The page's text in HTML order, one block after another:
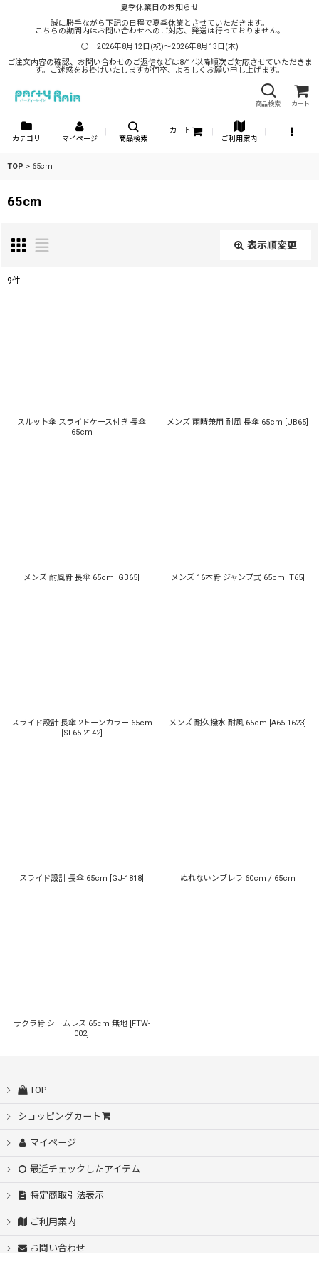
夏季休業日のお知らせ
誠に勝手ながら下記の日程で夏季休業とさせていただきます。
こちらの期間内はお問い合わせへのご対応、発送は行っておりません。
〇 2026年8月12日(祝)～2026年8月13日(木)
ご注文内容の確認、お問い合わせのご返信などは8/14以降順次ご対応させていただきま
す。ご迷惑をお掛けいたしますが何卒、よろしくお願い申し上げます。
商品検索 カート
カテゴリ マイページ 商品検索
カート
ご利用案内
TOP > 65cm
65cm
表示順変更
9件
スルット傘 スライドケース付き 長傘
65cm
メンズ 雨晴兼用 耐風 長傘 65cm [UB65]
メンズ 耐風骨 長傘 65cm [GB65] メンズ 16本骨 ジャンプ式 65cm [T65]
スライド設計 長傘 2トーンカラー 65cm
[SL65-2142]
メンズ 耐久撥水 耐風 65cm [A65-1623]
スライド設計 長傘 65cm [GJ-1818] ぬれないンブレラ 60cm / 65cm
サクラ骨 シームレス 65cm 無地 [FTW-
002]
TOP
ショッピングカート
マイページ
最近チェックしたアイテム
特定商取引法表示
ご利用案内
お問い合わせ